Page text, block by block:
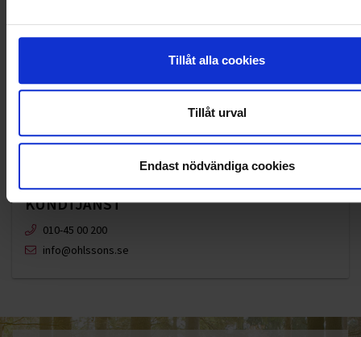
Tillåt alla cookies
Tillåt urval
Endast nödvändiga cookies
KUNDTJÄNST
010-45 00 200​
info@ohlssons.se